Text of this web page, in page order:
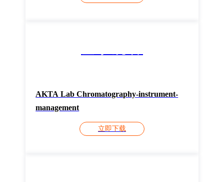
AKTA Lab Chromatography-instrument-
management
立即下载